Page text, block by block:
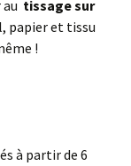
tissage sur
papier et tissu
!
à partir de 6